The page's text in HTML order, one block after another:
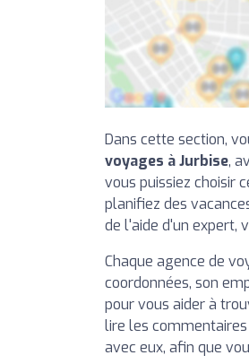
Dans cette section,
voyages à Jurbise,
vous puissiez choisir
planifiez des
de l'aide d'un expert,
Chaque agence de
coordonnées, son
pour vous aider à
lire les
avec eux, afin que